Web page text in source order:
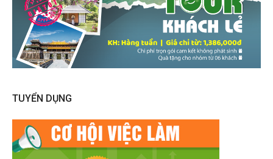
TUYỂN DỤNG